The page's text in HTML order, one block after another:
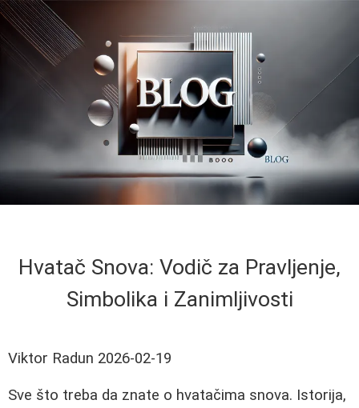
Hvatač Snova: Vodič za Pravljenje,
Simbolika i Zanimljivosti
Viktor Radun 2026-02-19
Sve što treba da znate o hvatačima snova. Istorija,